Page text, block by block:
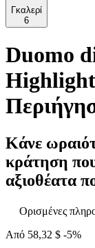
Γκαλερί
6
Duomo
Κάνε
κράτηση
αξιοθέατα
Ορισμένες
Από 58,32 $ -5%